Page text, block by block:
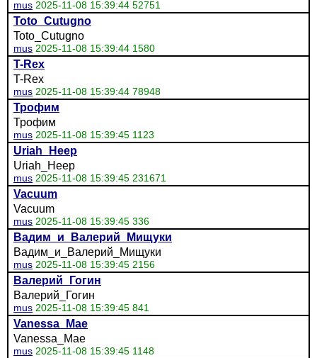
mus 2025-11-08 15:39:44 52751
Toto_Cutugno
Toto_Cutugno
mus 2025-11-08 15:39:44 1580
T-Rex
T-Rex
mus 2025-11-08 15:39:44 78948
Трофим
Трофим
mus 2025-11-08 15:39:45 1123
Uriah_Heep
Uriah_Heep
mus 2025-11-08 15:39:45 231671
Vacuum
Vacuum
mus 2025-11-08 15:39:45 336
Вадим_и_Валерий_Мищуки
Вадим_и_Валерий_Мищуки
mus 2025-11-08 15:39:45 2156
Валерий_Гогин
Валерий_Гогин
mus 2025-11-08 15:39:45 841
Vanessa_Mae
Vanessa_Mae
mus 2025-11-08 15:39:45 1148